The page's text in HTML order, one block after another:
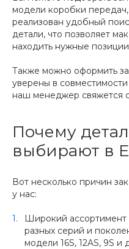
модели коробки
реализован удобный
детали, что позволяет
находить нужные
Также можно оформить
уверены в
наш менеджер свяжется
Почему
выбирают в
Вот несколько причин
у нас:
Широкий
разных серий и
модели 16S, 12AS, 9S и